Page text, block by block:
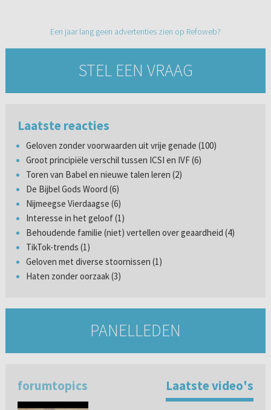
Een jaar lang geen advertenties zien op Refoweb?
STEL EEN VRAAG
Laatste reacties
Geloven zonder voorwaarden uit vrije genade (100)
Groot principiële verschil tussen ICSI en IVF (6)
Toren van Babel en nieuwe talen leren (2)
De Bijbel Gods Woord (6)
Nijmeegse Vierdaagse (6)
Interesse in het geloof (1)
Behoudende familie (niet) vertellen over geaardheid (4)
TikTok-trends (1)
Geloven met diverse stoornissen (1)
Haten zonder oorzaak (3)
PANELLEDEN
forumtopics Laatste video's